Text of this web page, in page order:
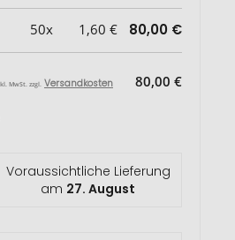
50x 1,60 € 80,00 €
MwSt. zzgl. Versandkosten 80,00 €
Voraussichtliche Lieferung
am 27. August